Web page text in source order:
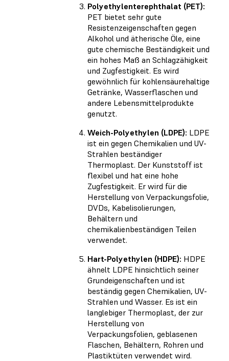
Polyethylenterephthalat (PET):
PET bietet sehr gute
Resistenzeigenschaften gegen
Alkohol und ätherische Öle, eine
gute chemische Beständigkeit und
ein hohes Maß an Schlagzähigkeit
und Zugfestigkeit. Es wird
gewöhnlich für kohlensäurehaltige
Getränke, Wasserflaschen und
andere Lebensmittelprodukte
genutzt.
Weich-Polyethylen (LDPE): LDPE
ist ein gegen Chemikalien und UV-
Strahlen beständiger
Thermoplast. Der Kunststoff ist
flexibel und hat eine hohe
Zugfestigkeit. Er wird für die
Herstellung von Verpackungsfolie,
DVDs, Kabelisolierungen,
Behältern und
chemikalienbeständigen Teilen
verwendet.
Hart-Polyethylen (HDPE): HDPE
ähnelt LDPE hinsichtlich seiner
Grundeigenschaften und ist
beständig gegen Chemikalien, UV-
Strahlen und Wasser. Es ist ein
langlebiger Thermoplast, der zur
Herstellung von
Verpackungsfolien, geblasenen
Flaschen, Behältern, Rohren und
Plastiktüten verwendet wird.